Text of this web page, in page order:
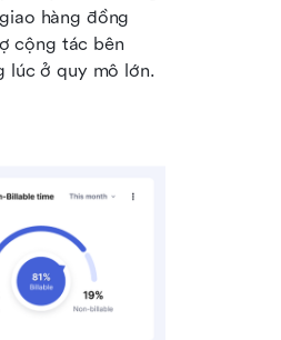
hàng đồng
cộng tác bên
lúc ở quy mô lớn.